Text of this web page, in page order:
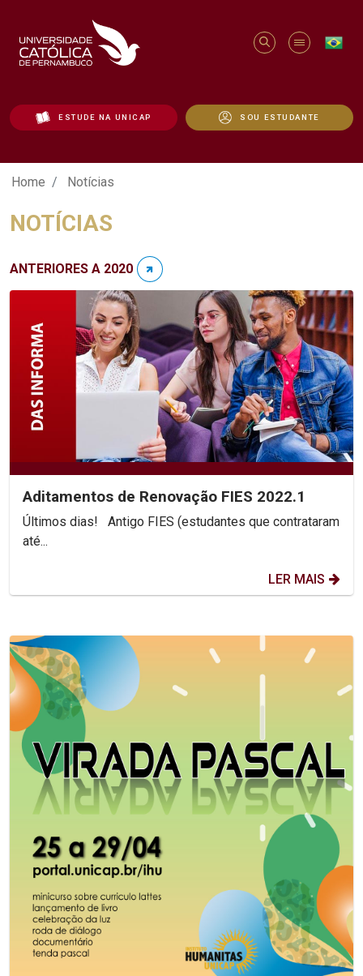
ESTUDE NA UNICAP SOU ESTUDANTE
Notícias - Unicap
Home Notícias
NOTÍCIAS
ANTERIORES A 2020
Aditamentos de Renovação FIES 2022.1
Últimos dias! Antigo FIES (estudantes que contrataram
até...
LER MAIS